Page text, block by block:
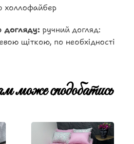
холлофайбер
догляду: ручний догляд:
щіткою, по необхідності
сподобатись